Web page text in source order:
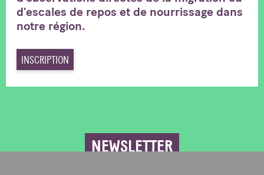
d’escales de repos et de nourrissage dans
notre région.
INSCRIPTION
NEWSLETTER